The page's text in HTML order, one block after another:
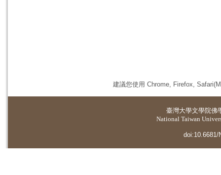
建議您使用 Chrome, Firefox,
臺灣大學文學院佛
National Taiwan
doi:10.6681/